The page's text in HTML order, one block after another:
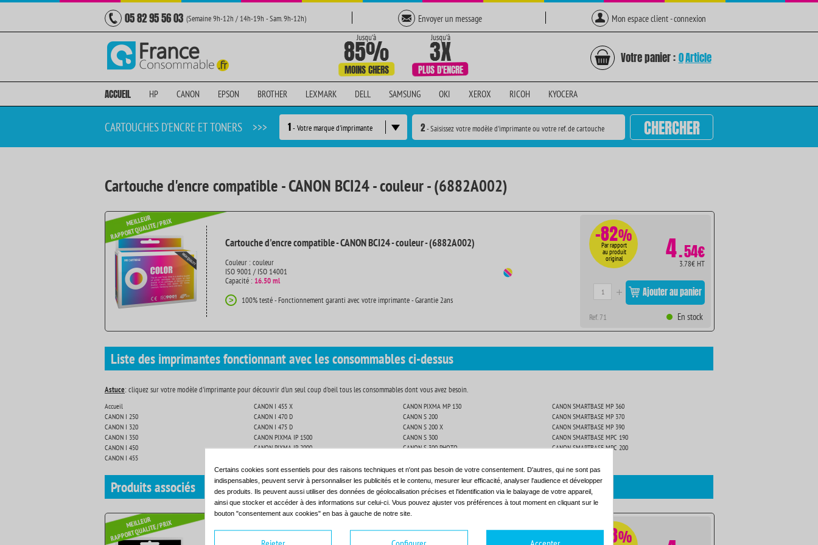
05 82 95 56 03 (Semaine 9h-12h / 14h-19h - Sam. 9h-12h) Envoyer un message Mon espace client - connexion
Votre panier : 0Article
ACCUEIL HP CANON EPSON BROTHER LEXMARK DELL SAMSUNG OKI XEROX RICOH KYOCERA
CARTOUCHES D'ENCRE ET TONERS >>> 1- Votre marque d'imprimante 2- Saisissez votre modèle d'imprimante ou votre ref. de cartouche CHERCHER
Cartouche d'encre compatible - CANON BCI24 - couleur - (6882A002)
Cartouche d'encre compatible - CANON BCI24 - couleur - (6882A002)
Couleur : couleur
ISO 9001 / ISO 14001
Capacité : 16.50 ml
> 100% testé - Fonctionnement garanti avec votre imprimante - Garantie 2ans
-82%
Par rapport
au produit
original 4.54€
3.78€ HT
Ajouter au panier
Ref. 71 En stock
Liste des imprimantes fonctionnant avec les consommables ci-dessus
Astuce: cliquez sur votre modèle d'imprimante pour découvrir d'un seul coup d'oeil tous les consommables dont vous avez besoin.
Accueil
CANON I 250
CANON I 320
CANON I 350
CANON I 450
CANON I 455
CANON I 455 X
CANON I 470 D
CANON I 475 D
CANON PIXMA IP 1500
CANON PIXMA IP 2000
CANON PIXMA MP 130
CANON S 200
CANON S 200 X
CANON S 300
CANON S 300 PHOTO
CANON SMARTBASE MP 360
CANON SMARTBASE MP 370
CANON SMARTBASE MP 390
CANON SMARTBASE MPC 190
CANON SMARTBASE MPC 200
Produitsassociés
-78%
Certains cookies sont essentiels pour des raisons techniques et n'ont pas besoin de votre consentement. D'autres, qui ne sont pas
indispensables, peuvent servir à personnaliser les publicités et le contenu, mesurer leur efficacité, analyser l'audience et développer
des produits. Ils peuvent aussi utiliser des données de géolocalisation précises et l'identification via le balayage de votre appareil,
ainsi que stocker et accéder à des informations sur celui-ci. Vous pouvez ajuster vos préférences à tout moment en cliquant sur le
bouton "consentement aux cookies" en bas à gauche de notre site.